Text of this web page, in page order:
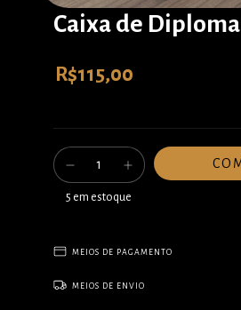
Caixa de Diploma
R$115,00
5 em estoque
MEIOS DE PAGAMENTO
MEIOS DE ENVIO